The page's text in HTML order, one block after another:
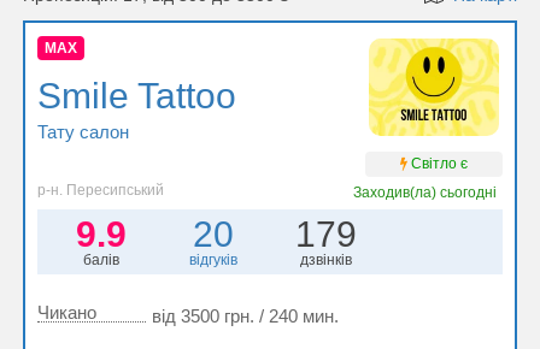
MAX
Smile Tattoo
Тату салон
Світло є
р-н. Пересипський
Заходив(ла)сьогодні
9.9
балів
20
відгуків
179
дзвінків
Чикано від 3500 грн. / 240 мин.